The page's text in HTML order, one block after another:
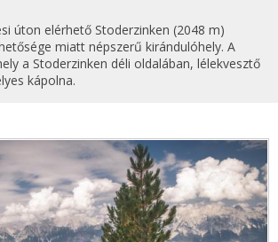
úton elérhető Stoderzinken (2048 m)
miatt népszerű kirándulóhely. A
a Stoderzinken déli oldalában, lélekvesztő
kápolna.